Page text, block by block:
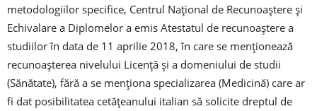
metodologiilor specifice, Centrul Naţional de Recunoaştere şi
Echivalare a Diplomelor a emis Atestatul de recunoaştere a
studiilor în data de 11 aprilie 2018, în care se menţionează
recunoaşterea nivelului Licenţă şi a domeniului de studii
(Sănătate), fără a se menţiona specializarea (Medicină) care ar
fi dat posibilitatea cetăţeanului italian să solicite dreptul de